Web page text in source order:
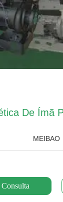
De Ímã
MEIBAO